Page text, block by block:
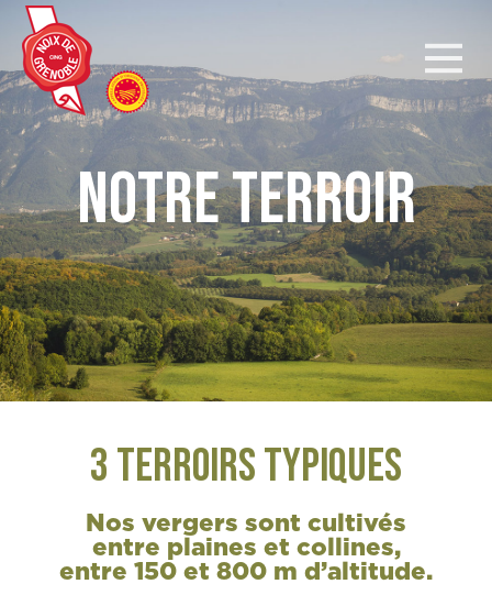
Notre Terroir
3 Terroirs typiques
Nos vergers sont cultivés
entre plaines et collines,
entre 150 et 800 m d’altitude.